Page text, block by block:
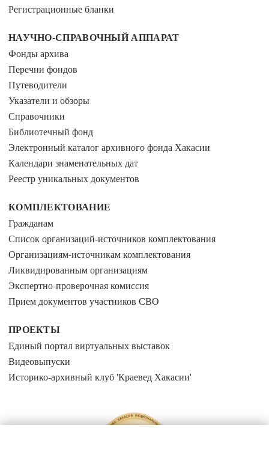
Регистрационные бланки
НАУЧНО-СПРАВОЧНЫЙ АППАРАТ
Фонды архива
Перечни фондов
Путеводители
Указатели и обзоры
Справочники
Библиотечный фонд
Электронный каталог архивного фонда Хакасии
Календари знаменательных дат
Реестр уникальных документов
КОМПЛЕКТОВАНИЕ
Гражданам
Список организаций-источников комплектования
Организациям-источникам комплектования
Ликвидированным организациям
Экспертно-проверочная комиссия
Прием документов участников СВО
ПРОЕКТЫ
Единый портал виртуальных выставок
Видеовыпуски
Историко-архивный клуб 'Краевед Хакасии'